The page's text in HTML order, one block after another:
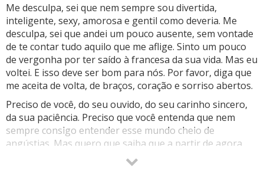
Me desculpa, sei que nem sempre sou divertida,
inteligente, sexy, amorosa e gentil como deveria. Me
desculpa, sei que andei um pouco ausente, sem vontade
de te contar tudo aquilo que me aflige. Sinto um pouco
de vergonha por ter saído à francesa da sua vida. Mas eu
voltei. E isso deve ser bom para nós. Por favor, diga que
me aceita de volta, de braços, coração e sorriso abertos.
Preciso de você, do seu ouvido, do seu carinho sincero,
da sua paciência. Preciso que você entenda que nem
sempre consigo entender esse mundo cheio de
angústias. Mas quero que saiba que a partir de agora
vou me esforçar para melhorar um pouco isso que a
gente chama de amor. Se você ainda me quiser estarei